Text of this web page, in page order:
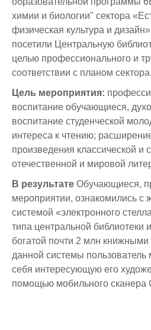
Программа Развития
Политика в области
Академическая политика
Новости
Стандарт диплома собственного
Объявления
Антикоррупционная деятельность
Научно-Исследовательская
Научные направления и
Научные проекты
Защита интеллектуальной
Внедрение результатов НИР
Научные мероприятия
Приёмная комиссия
Программы вступительных
Отдел магистратуры
Центр Обслуживания Студентов
Отдел международного
Ученый совет
Отдел организации практик
Отдел офис регистратора
Отдел дистанционных
Центр тестирования
Учебно-методическое управление
Наши клубы
Оплата за обучение
Образовательные программы
Фотогалерея
Видеогалерея
Общежитие
Психологическая помощь
Студенческие научные
Неформальное обучение
Массовые открытые онлайн-
Студенческие научные кружки
Обратная связь
Задать вопрос ректору
Блог Ректора
Контакты
Приемные часы отделов и
Ящик для предложений и
Онлайн приемная
химии и биологии" сектора
физическая культура и
посетили Центральную
целью профессионального и
соответствии с планом сектора.
Цель мероприятия:
воспитание обучающиеся,
воспитание студенческой
интереса к чтению;
произведения классической и
отечественной и мировой
В результате Обучающиеся,
мероприятии, ознакомились с
системой «электронного
типа центральной библиотеки
богатой почти 2 млн
данной системы пользователь
себя интересующую его
помощью мобильного сканера